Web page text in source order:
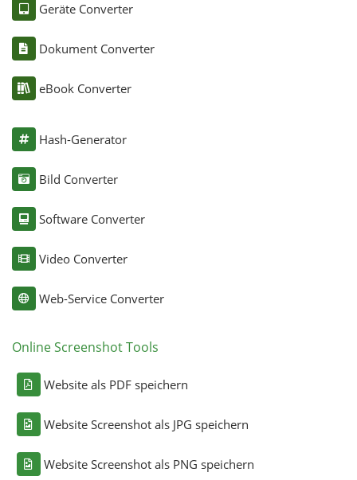
Geräte Converter
Dokument Converter
eBook Converter
Hash-Generator
Bild Converter
Software Converter
Video Converter
Web-Service Converter
Online Screenshot Tools
Website als PDF speichern
Website Screenshot als JPG speichern
Website Screenshot als PNG speichern